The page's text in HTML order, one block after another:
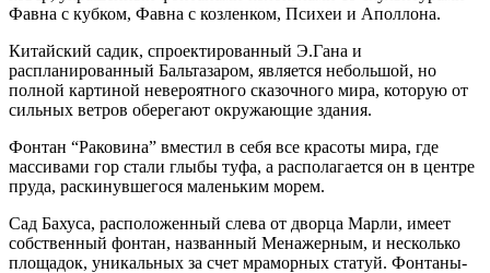
Фавна с кубком, Фавна с козленком, Психеи и Аполлона.
Китайский садик, спроектированный Э.Гана и
распланированный Бальтазаром, является небольшой, но
полной картиной невероятного сказочного мира, которую от
сильных ветров оберегают окружающие здания.
Фонтан “Раковина” вместил в себя все красоты мира, где
массивами гор стали глыбы туфа, а располагается он в центре
пруда, раскинувшегося маленьким морем.
Сад Бахуса, расположенный слева от дворца Марли, имеет
собственный фонтан, названный Менажерным, и несколько
площадок, уникальных за счет мраморных статуй. Фонтаны-